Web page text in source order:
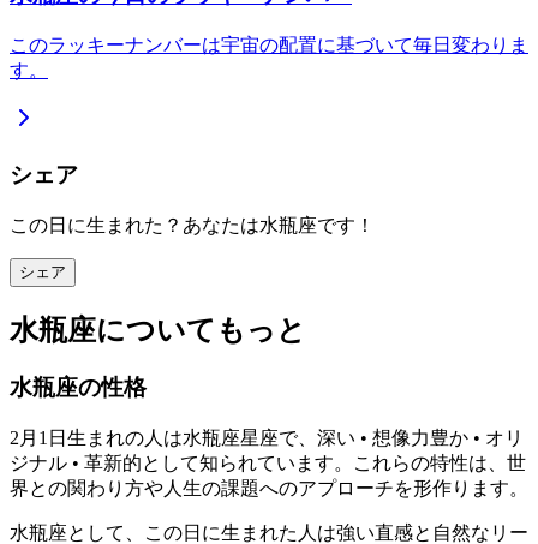
このラッキーナンバーは宇宙の配置に基づいて毎日変わりま
す。
シェア
この日に生まれた？あなたは水瓶座です！
シェア
水瓶座についてもっと
水瓶座の性格
2月1日生まれの人は水瓶座星座で、深い • 想像力豊か • オリ
ジナル • 革新的として知られています。これらの特性は、世
界との関わり方や人生の課題へのアプローチを形作ります。
水瓶座として、この日に生まれた人は強い直感と自然なリー